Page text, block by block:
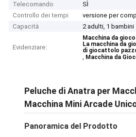
Telecomando
SÌ
Controllo dei tempi
versione per
Capacità
2 adulti, 1 bambini
Evidenziare:
Macchina da
La macchina da
di giocattolo
, Macchina da
Peluche di Anatra per
Macchina Mini Arcade
Panoramica del Prodotto